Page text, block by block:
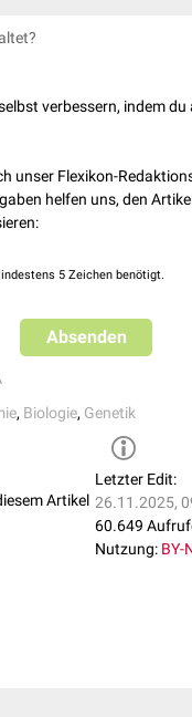
dauerhafter Einbau der
DNA in der Zelle schnell
ist sie jedoch davor
werden. Beispiele für
verbessern, indem du
unser Flexikon-
helfen uns, den
5 Zeichen benötigt.
Absenden
, Biologie, Genetik
Artikel
Letzter Edit:
26.11.2025,
60.649
Nutzung: BY-